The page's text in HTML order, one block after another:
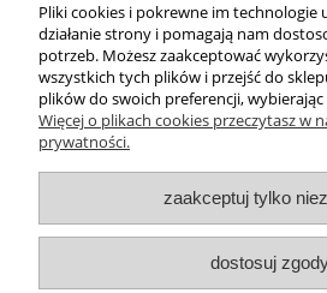
Moje konto
Płatności i
O nas
Pliki cookies i pokrewne im technologie
działanie strony i pomagają nam
potrzeb. Możesz zaakceptować
wszystkich tych plików i przejść do
plików do swoich preferencji,
Więcej o plikach cookies przeczytasz w
prywatności.
zaakceptuj tylko
dostosuj